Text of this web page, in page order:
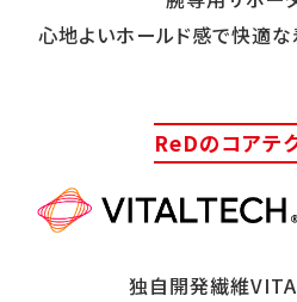
心地よいホールド感で快適な
ReDのコアテ
独自開発繊維